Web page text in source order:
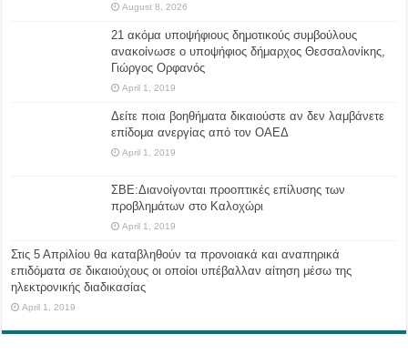
August 8, 2026
21 ακόμα υποψήφιους δημοτικούς συμβούλους
ανακοίνωσε ο υποψήφιος δήμαρχος Θεσσαλονίκης,
Γιώργος Ορφανός
April 1, 2019
Δείτε ποια βοηθήματα δικαιούστε αν δεν λαμβάνετε
επίδομα ανεργίας από τον ΟΑΕΔ
April 1, 2019
ΣΒΕ:Διανοίγονται προοπτικές επίλυσης των
προβλημάτων στο Καλοχώρι
April 1, 2019
Στις 5 Απριλίου θα καταβληθούν τα προνοιακά και αναπηρικά
επιδόματα σε δικαιούχους οι οποίοι υπέβαλλαν αίτηση μέσω της
ηλεκτρονικής διαδικασίας
April 1, 2019